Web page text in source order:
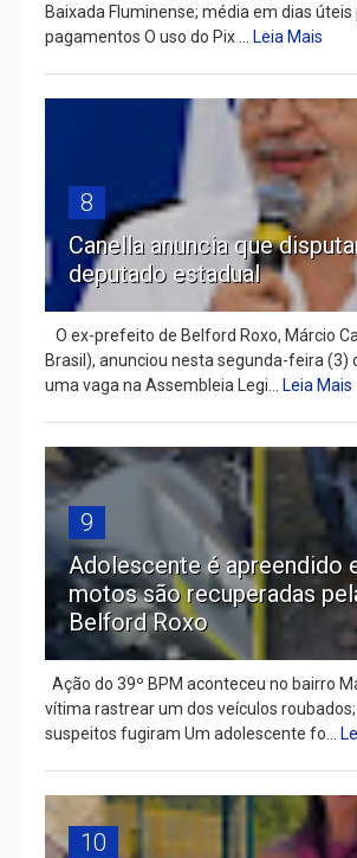
Baixada Fluminense; média em dias úteis
pagamentos O uso do Pix ...
Leia Mais
8
Canella anuncia que
deputado estadual
O ex-prefeito de Belford Roxo, Márcio
Brasil), anunciou nesta segunda-feira (3)
uma vaga na Assembleia Legi...
Leia Mais
9
Adolescente é apreendido
motos são recuperadas
Belford Roxo
Ação do 39º BPM aconteceu no bairro
vítima rastrear um dos veículos
suspeitos fugiram Um adolescente fo...
10